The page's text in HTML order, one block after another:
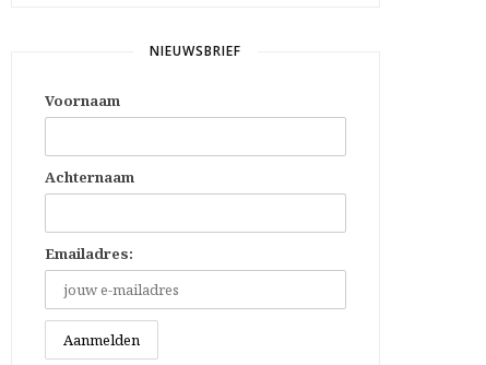
NIEUWSBRIEF
Voornaam
Achternaam
Emailadres: